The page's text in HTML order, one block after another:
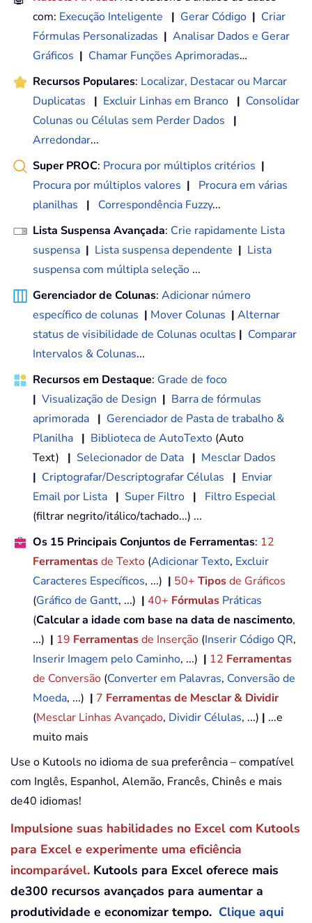
com: Execução Inteligente | Gerar Código | Criar
Fórmulas Personalizadas | Analisar Dados e Gerar
Gráficos | Chamar Funções Aprimoradas…
Recursos Populares: Localizar, Destacar ou Marcar
Duplicatas
| Excluir Linhas em Branco | Consolidar
Colunas ou Células sem Perder Dados
|
Arredondar...
Super PROC: Procura por múltiplos critérios |
Procura por múltiplos valores |
Procura em várias
planilhas
| Correspondência Fuzzy...
Lista Suspensa Avançada: Crie rapidamente Lista
suspensa | Lista suspensa dependente | Lista
suspensa com múltipla seleção ...
Gerenciador de Colunas: Adicionar número
específico de colunas | Mover Colunas | Alternar
status de visibilidade de Colunas ocultas | Comparar
Intervalos & Colunas...
Recursos em Destaque: Grade de foco
| Visualização de Design | Barra de fórmulas
aprimorada | Gerenciador de Pasta de trabalho &
Planilha | Biblioteca de AutoTexto (Auto
Text) | Selecionador de Data | Mesclar Dados
| Criptografar/Descriptografar Células | Enviar
Email por Lista | Super Filtro |
Filtro Especial
(filtrar negrito/itálico/tachado...) ...
Os 15 Principais Conjuntos de Ferramentas: 12
Ferramentasde Texto (Adicionar Texto, Excluir
Caracteres Específicos, ...) | 50+ Tiposde Gráficos
(Gráfico de Gantt, ...) | 40+ Fórmulas Práticas
(Calcular a idade com base na data de nascimento,
...) | 19 Ferramentasde Inserção (Inserir Código QR,
Inserir Imagem pelo Caminho, ...) | 12 Ferramentas
de Conversão (Converter em Palavras, Conversão de
Moeda, ...) | 7 Ferramentas de Mesclar & Dividir
(Mesclar Linhas Avançado, Dividir Células, ...) | ...e
muito mais
Use o Kutools no idioma de sua preferência – compatível
com Inglês, Espanhol, Alemão, Francês, Chinês e mais
de40 idiomas!
Impulsione suas habilidades no Excel com Kutools
para Excel e experimente uma eficiência
incomparável. Kutools para Excel oferece mais
de300 recursos avançados para aumentar a
produtividade e economizar tempo. Clique aqui